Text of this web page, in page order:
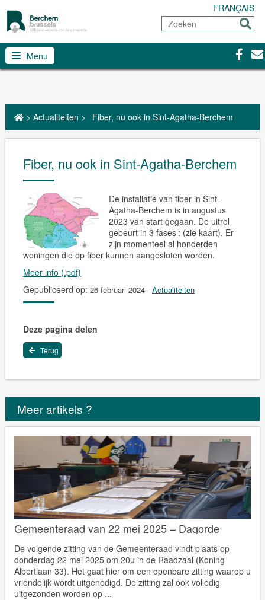
FRANÇAIS
Zoeken
Sturen
Menu
> Actualiteiten > Fiber, nu ook in Sint-Agatha-Berchem
Fiber, nu ook in Sint-Agatha-Berchem
De installatie van fiber in Sint-
Agatha-Berchem is in augustus
2023 van start gegaan. De uitrol
gebeurt in 3 fases : (zie kaart). Er
zijn momenteel al honderden
woningen die op fiber kunnen aangesloten worden.
Meer info (.pdf)
Gepubliceerd op: 26 februari 2024 - Actualiteiten
Deze pagina delen
Terug
Meer artikels ?
Gemeenteraad van 22 mei 2025 – Dagorde
De volgende zitting van de Gemeenteraad vindt plaats op
donderdag 22 mei 2025 om 20u in de Raadzaal (Koning
Albertlaan 33). Het gaat hier om een openbare zitting waarop u
vriendelijk wordt uitgenodigd. De zitting zal ook volledig
uitgezonden worden op ...